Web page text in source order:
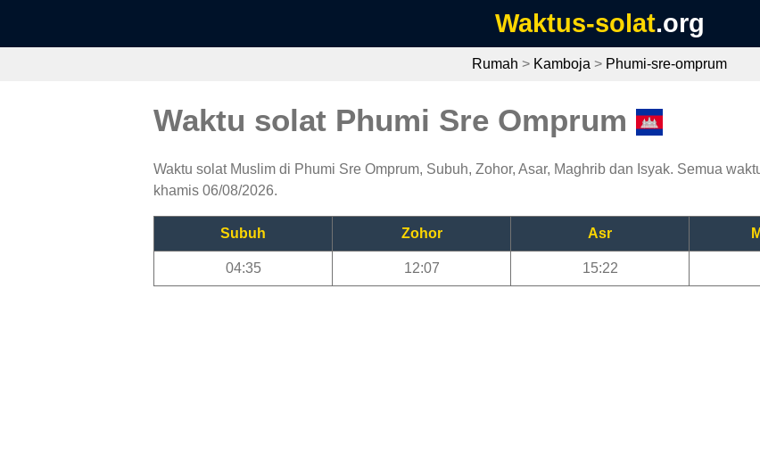
Waktus-solat.org
Rumah > Kamboja > Phumi-sre-omprum
Waktu solat Phumi Sre Omprum
Waktu solat Muslim di Phumi Sre Omprum, Subuh, Zohor, Asar, Maghrib dan Isyak. Semua
khamis 06/08/2026.
Subuh Zohor Asr
04:35 12:07 15:22